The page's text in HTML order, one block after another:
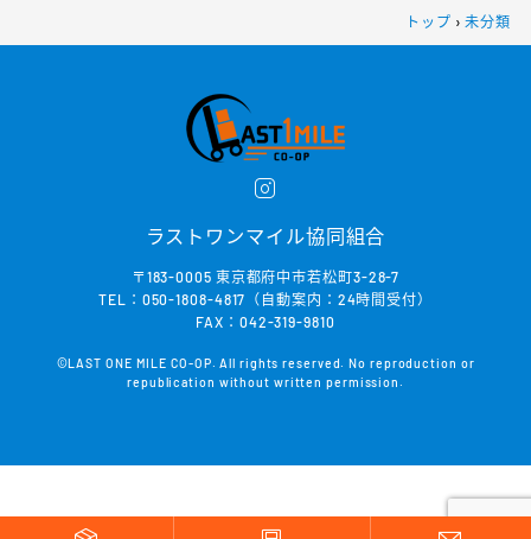
トップ ›未分類
ラストワンマイル協同組合
〒183-0005 東京都府中市若松町3-28-7
TEL：050-1808-4817（自動案内：24時間受付）
FAX：042-319-9810
©LAST ONE MILE CO-OP. All rights reserved. No reproduction or
republication without written permission.